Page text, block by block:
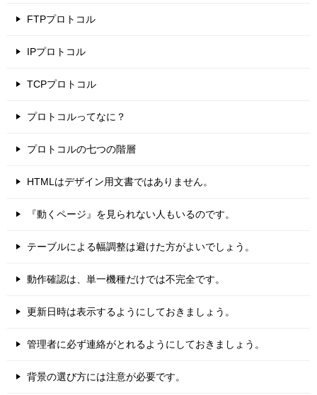
FTPプロトコル
IPプロトコル
TCPプロトコル
プロトコルってなに？
プロトコルの七つの階層
HTMLはデザイン用文書ではありません。
『動くページ』を見られない人もいるのです。
テーブルによる幅調整は避けた方がよいでしょう。
動作確認は、単一機種だけでは不完全です。
更新日時は表示するようにしておきましょう。
管理者に必ず連絡がとれるようにしておきましょう。
背景の選び方には注意が必要です。